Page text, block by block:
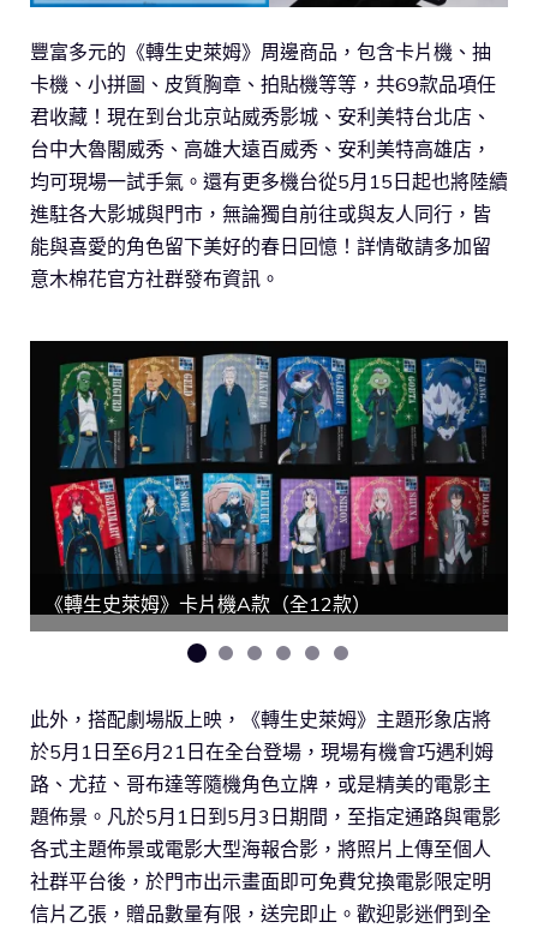
豐富多元的《轉生史萊姆》周邊商品，包含卡片機、抽
卡機、小拼圖、皮質胸章、拍貼機等等，共69款品項任
君收藏！現在到台北京站威秀影城、安利美特台北店、
台中大魯閣威秀、高雄大遠百威秀、安利美特高雄店，
均可現場一試手氣。還有更多機台從5月15日起也將陸續
進駐各大影城與門市，無論獨自前往或與友人同行，皆
能與喜愛的角色留下美好的春日回憶！詳情敬請多加留
意木棉花官方社群發布資訊。
《轉生史萊姆》卡片機A款（全12款）
此外，搭配劇場版上映，《轉生史萊姆》主題形象店將
於5月1日至6月21日在全台登場，現場有機會巧遇利姆
路、尤菈、哥布達等隨機角色立牌，或是精美的電影主
題佈景。凡於5月1日到5月3日期間，至指定通路與電影
各式主題佈景或電影大型海報合影，將照片上傳至個人
社群平台後，於門市出示畫面即可免費兌換電影限定明
信片乙張，贈品數量有限，送完即止。歡迎影迷們到全